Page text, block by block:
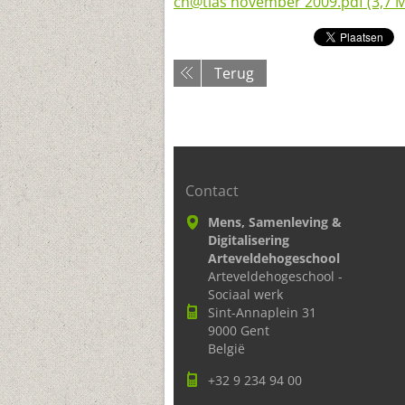
Terug
Contact
Mens, Samenleving &
Digitalisering
Arteveldehogeschool
Arteveldehogeschool -
Sociaal werk
Sint-Annaplein 31
9000 Gent
België
+32 9 234 94 00